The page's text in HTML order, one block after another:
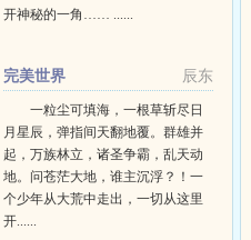
开神秘的一角…… ......
辰东
完美世界
一粒尘可填海，一根草斩尽日
月星辰，弹指间天翻地覆。群雄并
起，万族林立，诸圣争霸，乱天动
地。问苍茫大地，谁主沉浮？！一
个少年从大荒中走出，一切从这里
开......